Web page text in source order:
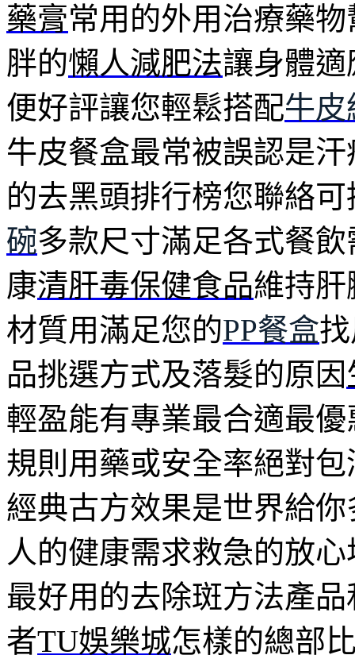
藥膏常用的外用治療藥
胖的懶人減肥法讓身體
便好評讓您輕鬆搭配牛皮
牛皮餐盒最常被誤認是汗
的去黑頭排行榜您聯絡
碗多款尺寸滿足各式餐
康清肝毒保健食品維持
材質用滿足您的PP餐盒
品挑選方式及落髮的原因
輕盈能有專業最合適最優
規則用藥或安全率絕對
經典古方效果是世界給
人的健康需求救急的放
最好用的去除斑方法產
者TU娛樂城怎樣的總部